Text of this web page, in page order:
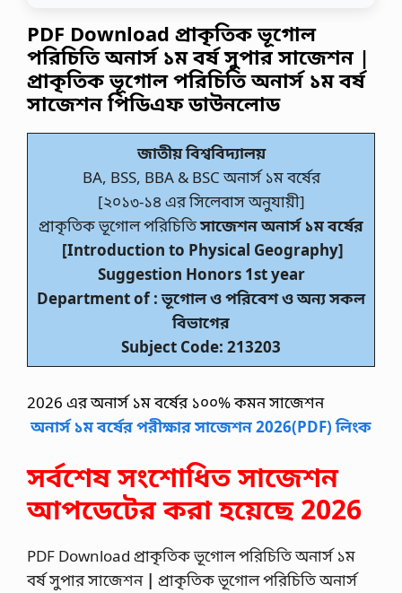
PDF Download প্রাকৃতিক ভূগোল
পরিচিতি অনার্স ১ম বর্ষ সুপার সাজেশন |
প্রাকৃতিক ভূগোল পরিচিতি অনার্স ১ম বর্ষ
সাজেশন পিডিএফ ডাউনলোড
জাতীয় বিশ্ববিদ্যালয়
BA, BSS, BBA & BSC অনার্স ১ম বর্ষের
[২০১৩-১৪ এর সিলেবাস অনুযায়ী]
প্রাকৃতিক ভূগোল পরিচিতিসাজেশন অনার্স ১ম বর্ষের
[Introduction to Physical Geography]
Suggestion Honors 1st year
Department of : ভূগোল ও পরিবেশ ও অন্য সকল
বিভাগের
Subject Code: 213203
2026 এর অনার্স ১ম বর্ষের ১০০% কমন সাজেশন
অনার্স ১ম বর্ষের পরীক্ষার সাজেশন 2026(PDF) লিংক
সর্বশেষ সংশোধিত সাজেশন
আপডেটের করা হয়েছে 2026
PDF Download প্রাকৃতিক ভূগোল পরিচিতি অনার্স ১ম
বর্ষ সুপার সাজেশন | প্রাকৃতিক ভূগোল পরিচিতি অনার্স